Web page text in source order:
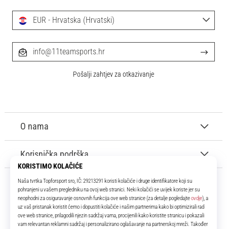
11teamsports.hr
Tvoj smo pouzdani suigrač već više od 16 godina! Cijelo to vrijeme
donosimo ti najbolje i najnovije proizvode iz svijeta nogometa.
O nama
Korisnička podrška
EUR - Hrvatska (Hrvatski)
info@11teamsports.hr
Pošalji zahtjev za otkazivanje